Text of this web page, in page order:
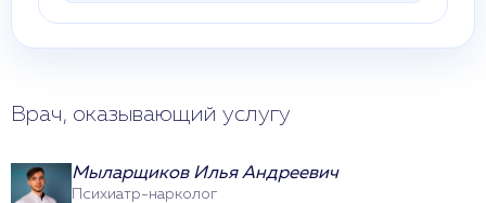
Врач, оказывающий услугу
Мыларщиков Илья Андреевич
Психиатр-нарколог